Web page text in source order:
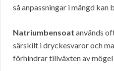
så anpassningar i mängd kan
Natriumbensoat används
särskilt i dryckesvaror och
förhindrar tillväxten av